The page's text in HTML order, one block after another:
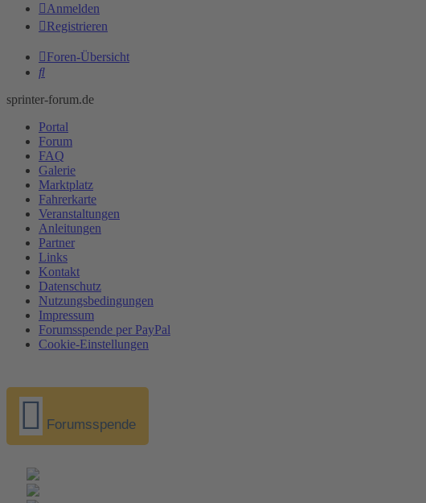
Anmelden
Registrieren
Foren-Übersicht
Suche
sprinter-forum.de
Portal
Forum
FAQ
Galerie
Marktplatz
Fahrerkarte
Veranstaltungen
Anleitungen
Partner
Links
Kontakt
Datenschutz
Nutzungsbedingungen
Impressum
Forumsspende per PayPal
Cookie-Einstellungen
Forumsspende